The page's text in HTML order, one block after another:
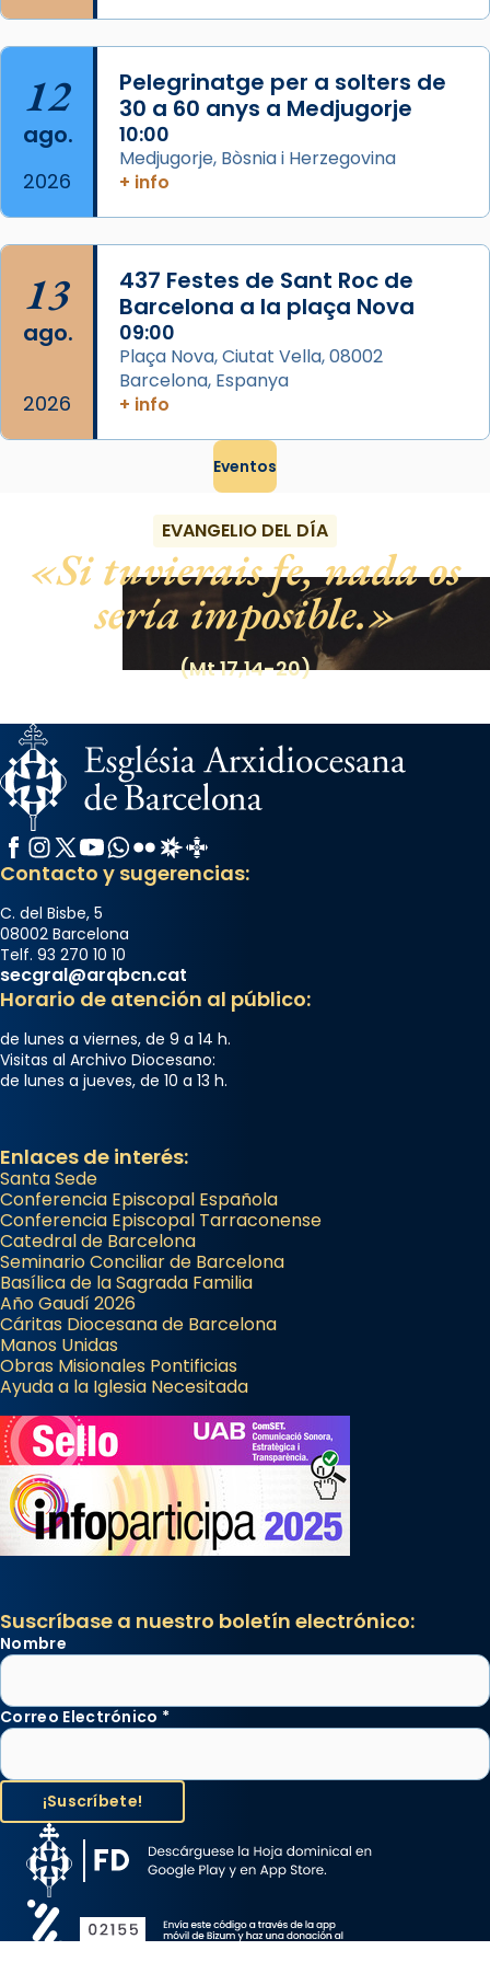
que les santes són filles de l’antiga Iluro.
Mataró en reivindicarà les relíq
Foto
View on Facebook ·
12
ago.
2026
Pelegrinatge per a solters de
30 a 60 anys a Medjugorje
10:00
Medjugorje, Bòsnia i Herzegovina
+ info
13
ago.
2026
437 Festes de Sant Roc de
Barcelona a la plaça Nova
09:00
Plaça Nova, Ciutat Vella, 08002
Barcelona, Espanya
+ info
Eventos
EVANGELIO DEL DÍA
Si tuvierais fe, nada os
sería imposible.
(Mt 17,14-20)
Facebook
Instagram
X / Twitter
YouTube
WhatsApp
FlickrRadio Estel
Catalunya Cristiana
Contacto y sugerencias:
C. del Bisbe, 5
08002 Barcelona
Telf. 93 270 10 10
secgral@arqbcn.cat
Horario de atención al público:
de lunes a viernes, de 9 a 14 h.
Visitas al Archivo Diocesano:
de lunes a jueves, de 10 a 13 h.
Enlaces de interés:
Santa Sede
Conferencia Episcopal Española
Conferencia Episcopal Tarraconense
Catedral de Barcelona
Seminario Conciliar de Barcelona
Basílica de la Sagrada Familia
Año Gaudí 2026
Cáritas Diocesana de Barcelona
Manos Unidas
Obras Misionales Pontificias
Ayuda a la Iglesia Necesitada
Suscríbase a nuestro boletín electrónico:
Nombre
Correo Electrónico *